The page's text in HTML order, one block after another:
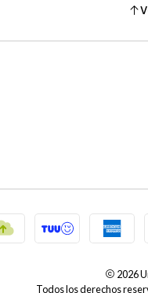
2026
Todos los derechos